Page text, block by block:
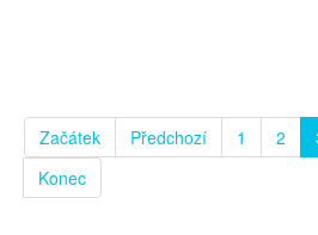
Začátek Předchozí 1 2
Konec